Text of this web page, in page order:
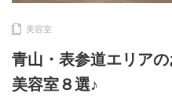
美容室
青山・表参道エリア
美容室８選♪